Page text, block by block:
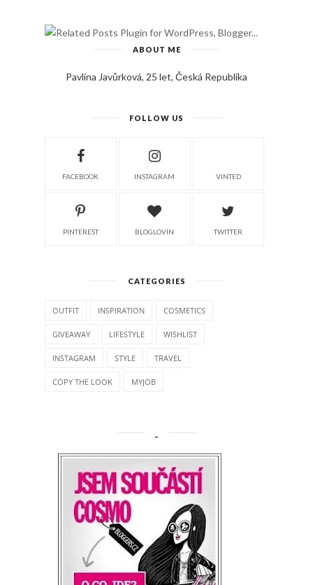
ABOUT ME
Pavlína Javůrková, 25 let, Česká Republika
FOLLOW US
FACEBOOK INSTAGRAM VINTED
PINTEREST BLOGLOVIN TWITTER
CATEGORIES
OUTFIT INSPIRATION COSMETICS
GIVEAWAY LIFESTYLE WISHLIST
INSTAGRAM STYLE TRAVEL
COPY THE LOOK MYJOB